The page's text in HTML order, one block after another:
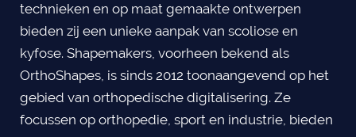
technieken en op maat gemaakte ontwerpen
bieden zij een unieke aanpak van scoliose en
kyfose. Shapemakers, voorheen bekend als
OrthoShapes, is sinds 2012 toonaangevend op het
gebied van orthopedische digitalisering. Ze
focussen op orthopedie, sport en industrie, bieden